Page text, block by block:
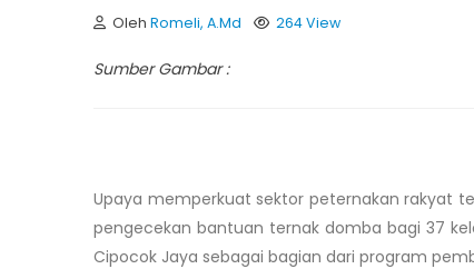
Oleh Romeli, A.Md 264 View
Sumber Gambar :
Upaya memperkuat sektor peternakan rakyat
pengecekan bantuan ternak domba bagi 37
Cipocok Jaya sebagai bagian dari program